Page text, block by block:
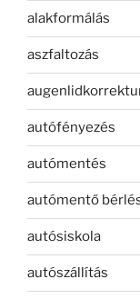
alakformálás
aszfaltozás
autófényezés
autómentés
autómentő
autósiskola
autószállítás